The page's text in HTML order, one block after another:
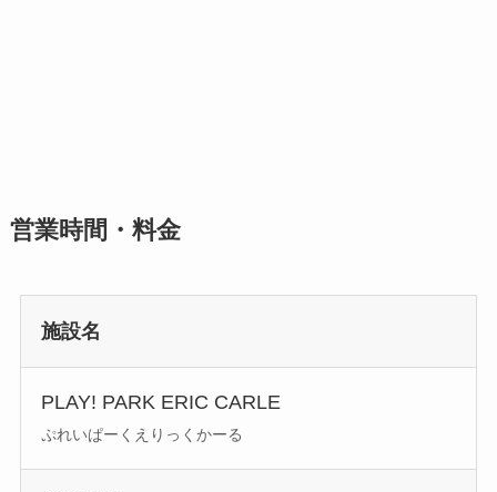
営業時間・料金
施設名
PLAY! PARK ERIC CARLE
ぷれいぱーくえりっくかーる